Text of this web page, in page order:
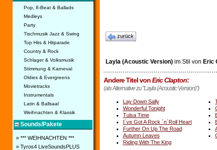
Pop, 8-Beat & Ballads
Medleys
Party
Tischmusik Jazz & Swing
Top Hits & Hitparade
Country & Rock
Schlager & Volksmusik
Stimmung & Karneval
Oldies & Evergreens
Movietracks
Instrumentals
Latin & Ballsaal
Weihnachten & Klassik
Sounds/Pakete
» *** WEIHNACHTEN ***
» Tyros4 LiveSoundsPLUS
zurück
Layla (Acoustic Version)im Stil von Eric
Andere Titel vonEric Clapton:
(als Alternative zu "Layla (Acoustic Version)")
Lay Down Sally
Wonderful Tonight
Tulsa Time
I´ve Got A Rock ´n´Roll Heart
Further On Up The Road
Autumn Leaves
Riding With The King